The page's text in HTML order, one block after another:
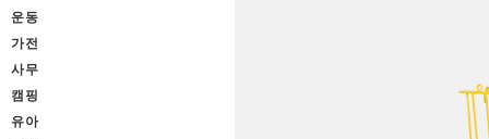
운동
가전
사무
캠핑
유아